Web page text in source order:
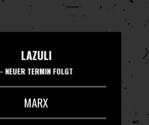
LAZULI
- NEUER TERMIN FOLGT
MARX